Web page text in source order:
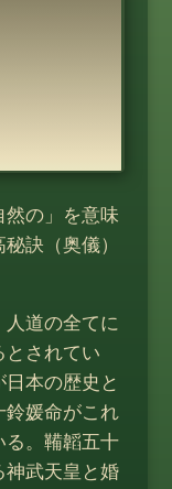
然の」を意味
訣（奥儀）
道の全てに
とされてい
本の歴史と
媛命がこれ
る。鞴韜五十
神武天皇と婚